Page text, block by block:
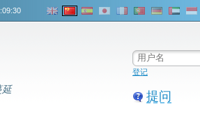
延
登记
提问